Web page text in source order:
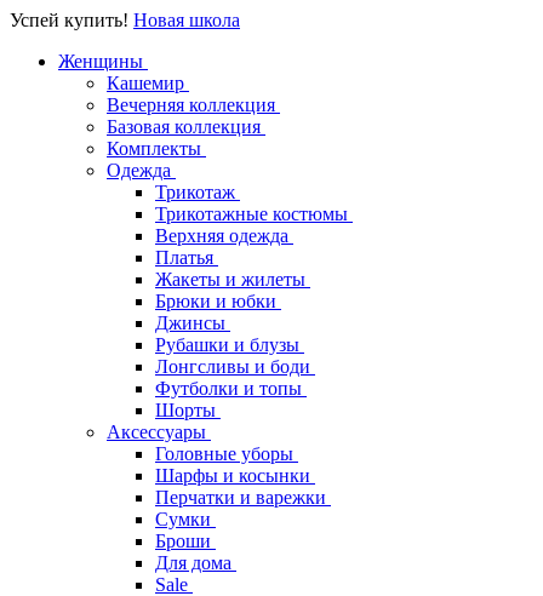
Успей купить! Новая школа
Женщины
Кашемир
Вечерняя коллекция
Базовая коллекция
Комплекты
Одежда
Трикотаж
Трикотажные костюмы
Верхняя одежда
Платья
Жакеты и жилеты
Брюки и юбки
Джинсы
Рубашки и блузы
Лонгсливы и боди
Футболки и топы
Шорты
Аксессуары
Головные уборы
Шарфы и косынки
Перчатки и варежки
Сумки
Броши
Для дома
Sale